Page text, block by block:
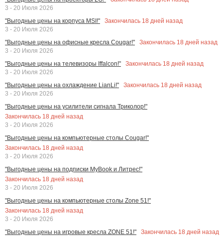
3 - 20 Июля 2026
"Выгодные цены на корпуса MSI!"
Закончилась 18 дней назад
3 - 20 Июля 2026
"Выгодные цены на офисные кресла Cougar!"
Закончилась 18 дней назад
3 - 20 Июля 2026
"Выгодные цены на телевизоры Iffalcon!"
Закончилась 18 дней назад
3 - 20 Июля 2026
"Выгодные цены на охлаждение LianLi!"
Закончилась 18 дней назад
3 - 20 Июля 2026
"Выгодные цены на усилители сигнала Триколор!"
Закончилась 18 дней назад
3 - 20 Июля 2026
"Выгодные цены на компьютерные столы Cougar!"
Закончилась 18 дней назад
3 - 20 Июля 2026
"Выгодные цены на подписки MyBook и Литрес!"
Закончилась 18 дней назад
3 - 20 Июля 2026
"Выгодные цены на компьютерные столы Zone 51!"
Закончилась 18 дней назад
3 - 20 Июля 2026
"Выгодные цены на игровые кресла ZONE 51!"
Закончилась 18 дней назад